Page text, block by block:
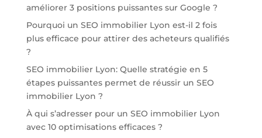
améliorer 3 positions puissantes sur Google ?
Pourquoi un SEO immobilier Lyon est-il 2 fois
plus efficace pour attirer des acheteurs qualifiés
?
SEO immobilier Lyon: Quelle stratégie en 5
étapes puissantes permet de réussir un SEO
immobilier Lyon ?
À qui s’adresser pour un SEO immobilier Lyon
avec 10 optimisations efficaces ?